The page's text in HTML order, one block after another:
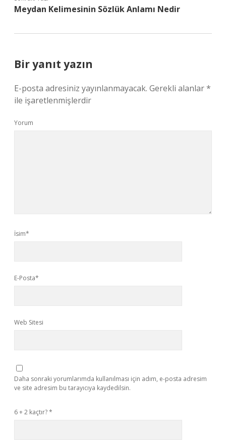
Meydan Kelimesinin Sözlük Anlamı Nedir
Bir yanıt yazın
E-posta adresiniz yayınlanmayacak. Gerekli alanlar*
ile işaretlenmişlerdir
Yorum
İsim*
E-Posta*
Web Sitesi
Daha sonraki yorumlarımda kullanılması için adım, e-posta adresim
ve site adresim bu tarayıcıya kaydedilsin.
6 + 2 kaçtır?*